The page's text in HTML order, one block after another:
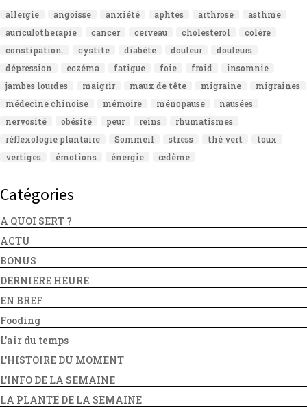
allergie angoisse anxiété aphtes arthrose
asthme
auriculotherapie
cancer cerveau cholesterol
colère
constipation.
cystite diabète douleur
douleurs
dépression
eczéma fatigue foie froid
insomnie
jambes lourdes
maigrir maux de tête migraine
migraines
médecine chinoise
mémoire ménopause
nausées
nervosité
obésité peur reins
rhumatismes
réflexologie plantaire
Sommeil stress thé vert
toux
vertiges
émotions énergie œdème
Catégories
A QUOI SERT ?
ACTU
BONUS
DERNIERE HEURE
EN BREF
Fooding
L'air du temps
L'HISTOIRE DU MOMENT
L'INFO DE LA SEMAINE
LA PLANTE DE LA SEMAINE